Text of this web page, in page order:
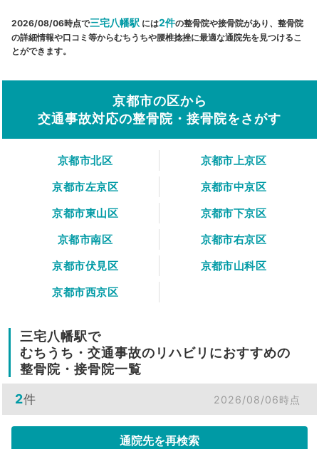
2026/08/06時点で三宅八幡駅 には2件の整骨院や接骨院があり、整骨院
の詳細情報や口コミ等からむちうちや腰椎捻挫に最適な通院先を見つけるこ
とができます。
京都市の区から
交通事故対応の整骨院・接骨院をさがす
京都市北区
京都市上京区
京都市左京区
京都市中京区
京都市東山区
京都市下京区
京都市南区
京都市右京区
京都市伏見区
京都市山科区
京都市西京区
三宅八幡駅で
むちうち・交通事故のリハビリにおすすめの
整骨院・接骨院一覧
2件 2026/08/06時点
通院先を再検索